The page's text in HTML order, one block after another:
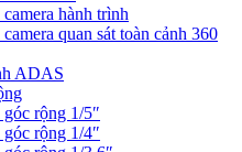
hành trình
quan sát toàn cảnh 360
ADAS
rộng 1/5″
rộng 1/4″